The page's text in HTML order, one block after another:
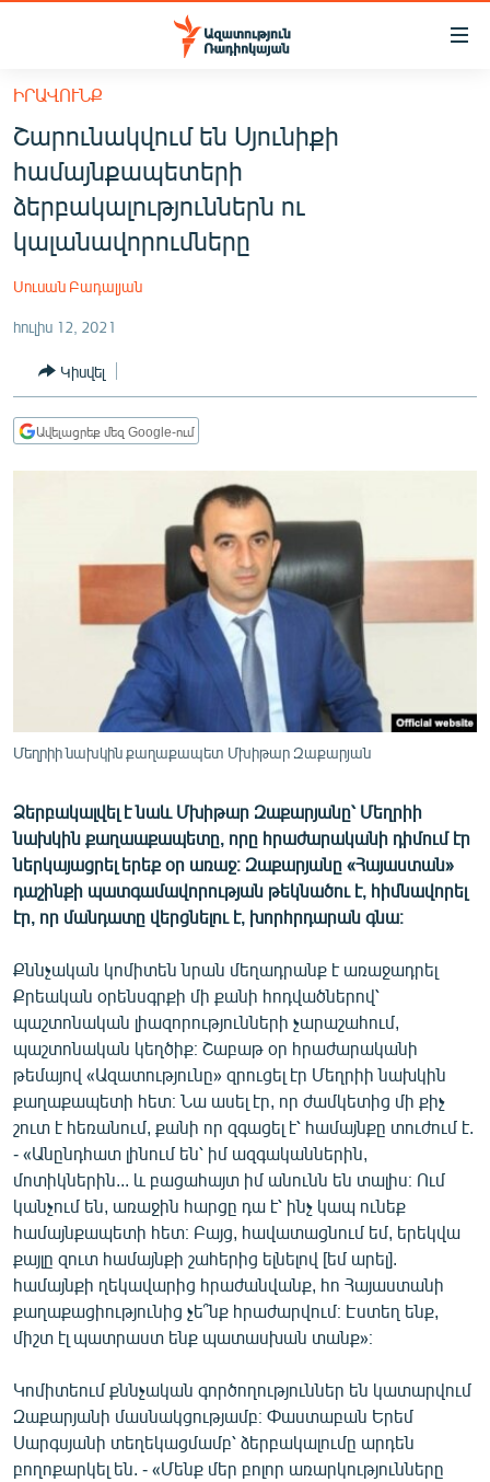
Մատչելիության
հիմնական
բովանդակությանը
Անցնել
հիմնական
մենյուին
Որոնում
ՀԱՅԱՍՏԱՆ
ՔԱՂԱՔԱԿԱՆ
ԸՆՏՐՈՒԹՅՈՒՆՆԵՐ 2026
ՊԱՏԵՐԱԶՄԻ 6 ՇԱԲԱԹՆԵՐԸ
ՏԱՐԱԾԱՇՐՋԱՆ
ՄԵԿՆԱԲԱՆՈՒԹՅՈՒՆ
ՏՏ ԵՒ ԻՆՏԵՐՆԵՏ
ԿՈՐՈՆԱՎԻՐՈՒՍ
ԱՐԽԻՎ
ԲԱՆԱՎԵՃ
ՁԳՏԵԼՈՎ ԼԱՎԱԳՈՒՅՆԻՆ
ՓՈԴՔԱՍԹ
Հայերեն
English
Русский
ՀԵՏԵՎԵՔ ՄԵԶ
«Ազատության» բոլոր կայքերը
ԻՐԱՎՈՒՆՔ
Շարունակվում են Սյունիքի
համայնքապետերի
ձերբակալություններն ու
կալանավորումները
Սուսան Բադալյան
հուլիս 12, 2021
Կիսվել
Ավելացրեք մեզ Google-ում
Մեղրիի նախկին քաղաքապետ Մխիթար Զաքարյան
Ձերբակալվել է նաև Մխիթար Զաքարյանը՝ Մեղրիի
նախկին քաղաաքապետը, որը հրաժարականի դիմում էր
ներկայացրել երեք օր առաջ։ Զաքարյանը «Հայաստան»
դաշինքի պատգամավորության թեկնածու է, հիմնավորել
էր, որ մանդատը վերցնելու է, խորհրդարան գնա։
Քննչական կոմիտեն նրան մեղադրանք է առաջադրել
Քրեական օրենսգրքի մի քանի հոդվածներով՝
պաշտոնական լիազորությունների չարաշահում,
պաշտոնական կեղծիք։ Շաբաթ օր հրաժարականի
թեմայով «Ազատությունը» զրուցել էր Մեղրիի նախկին
քաղաքապետի հետ։ Նա ասել էր, որ ժամկետից մի քիչ
շուտ է հեռանում, քանի որ զգացել է՝ համայնքը տուժում է.
- «Անընդհատ լինում են՝ իմ ազգականներին,
մոտիկներին... և բացահայտ իմ անունն են տալիս։ Ում
կանչում են, առաջին հարցը դա է՝ ինչ կապ ունեք
համայնքապետի հետ։ Բայց, հավատացնում եմ, երեկվա
քայլը զուտ համայնքի շահերից ելնելով [եմ արել].
համայնքի ղեկավարից հրաժանվանք, հո Հայաստանի
քաղաքացիությունից չե՞նք հրաժարվում։ Էստեղ ենք,
միշտ էլ պատրաստ ենք պատասխան տանք»։
Կոմիտեում քննչական գործողություններ են կատարվում
Զաքարյանի մասնակցությամբ։ Փաստաբան Երեմ
Սարգսյանի տեղեկացմամբ՝ ձերբակալումը արդեն
բողոքարկել են. - «Մենք մեր բոլոր առարկությունները